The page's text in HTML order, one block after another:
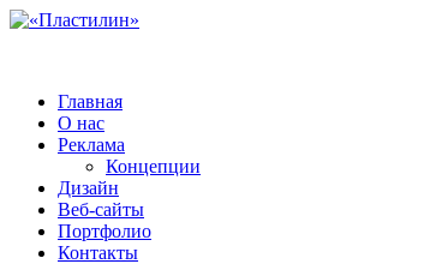
Главная
О нас
Реклама
Концепции
Дизайн
Веб-сайты
Портфолио
Контакты